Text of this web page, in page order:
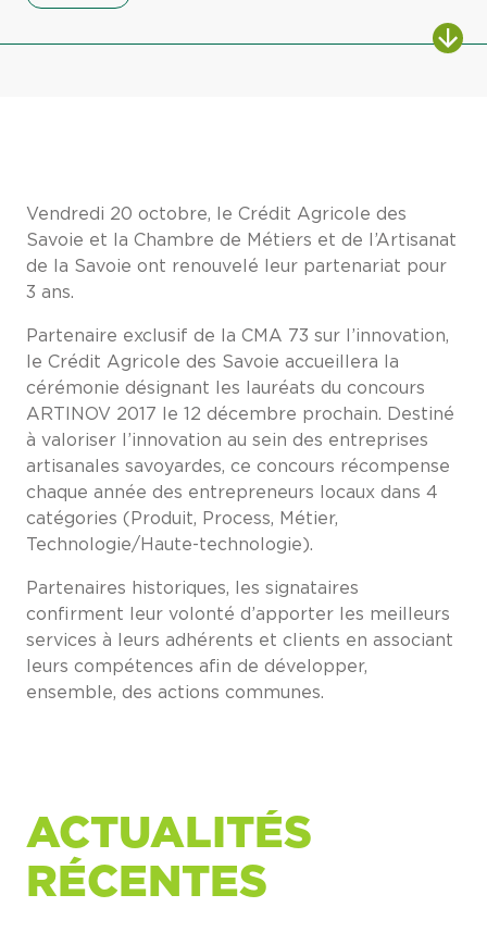
Vendredi 20 octobre, le Crédit Agricole des
Savoie et la Chambre de Métiers et de l’Artisanat
de la Savoie ont renouvelé leur partenariat pour
3 ans.
Partenaire exclusif de la CMA 73 sur l’innovation,
le Crédit Agricole des Savoie accueillera la
cérémonie désignant les lauréats du concours
ARTINOV 2017 le 12 décembre prochain. Destiné
à valoriser l’innovation au sein des entreprises
artisanales savoyardes, ce concours récompense
chaque année des entrepreneurs locaux dans 4
catégories (Produit, Process, Métier,
Technologie/Haute-technologie).
Partenaires historiques, les signataires
confirment leur volonté d’apporter les meilleurs
services à leurs adhérents et clients en associant
leurs compétences afin de développer,
ensemble, des actions communes.
ACTUALITÉS
RÉCENTES